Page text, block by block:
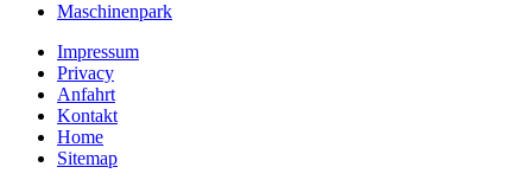
Maschinenpark
Impressum
Privacy
Anfahrt
Kontakt
Home
Sitemap